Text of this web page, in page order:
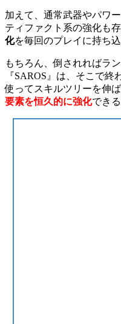
加えて、通常武器やパワ
ティファクト系の強化も存
化を毎回のプレイに持ち込
もちろん、倒されればラ
『SAROS』は、そこで
使ってスキルツリーを伸ば
要素を恒久的に強化できる